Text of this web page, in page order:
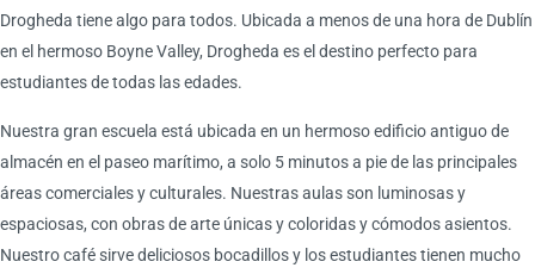
Drogheda tiene algo para todos. Ubicada a menos de una hora de Dublín
en el hermoso Boyne Valley, Drogheda es el destino perfecto para
estudiantes de todas las edades.
Nuestra gran escuela está ubicada en un hermoso edificio antiguo de
almacén en el paseo marítimo, a solo 5 minutos a pie de las principales
áreas comerciales y culturales. Nuestras aulas son luminosas y
espaciosas, con obras de arte únicas y coloridas y cómodos asientos.
Nuestro café sirve deliciosos bocadillos y los estudiantes tienen mucho